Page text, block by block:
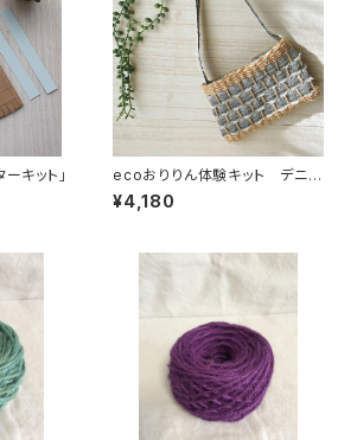
キット」
ecoおりりん体験キット デニム
ポーチ
¥4,180